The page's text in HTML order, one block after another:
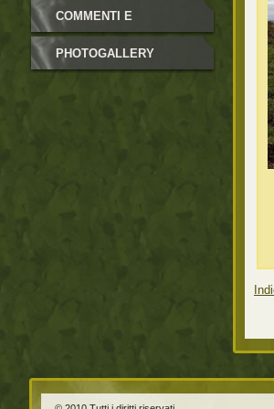
COMMENTI E
NEWSLETTER
PHOTOGALLERY